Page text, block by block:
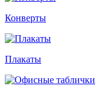
Конверты
Плакаты